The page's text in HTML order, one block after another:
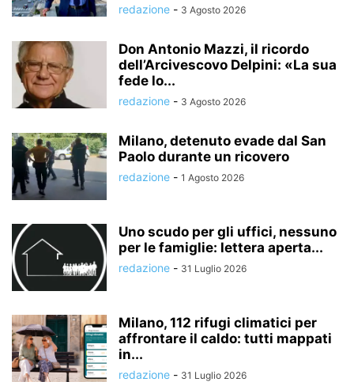
redazione - 3 Agosto 2026
Don Antonio Mazzi, il ricordo
dell’Arcivescovo Delpini: «La sua
fede lo...
redazione - 3 Agosto 2026
Milano, detenuto evade dal San
Paolo durante un ricovero
redazione - 1 Agosto 2026
Uno scudo per gli uffici, nessuno
per le famiglie: lettera aperta...
redazione - 31 Luglio 2026
Milano, 112 rifugi climatici per
affrontare il caldo: tutti mappati
in...
redazione - 31 Luglio 2026